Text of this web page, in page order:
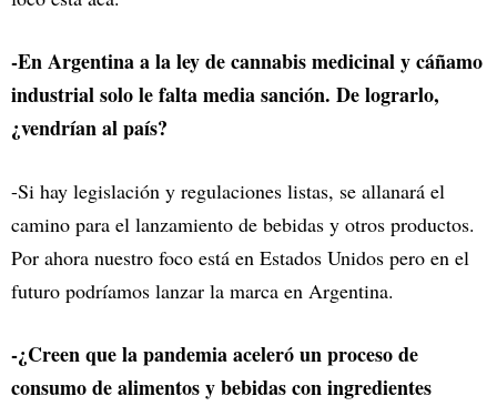
-En Argentina a la ley de cannabis medicinal y cáñamo
industrial solo le falta media sanción. De lograrlo,
¿vendrían al país?
-Si hay legislación y regulaciones listas, se allanará el
camino para el lanzamiento de bebidas y otros productos.
Por ahora nuestro foco está en Estados Unidos pero en el
futuro podríamos lanzar la marca en Argentina.
-¿Creen que la pandemia aceleró un proceso de
consumo de alimentos y bebidas con ingredientes